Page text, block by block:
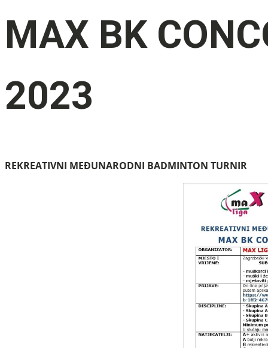
MAX BK
2023
REKREATIVNI MEĐUNARODNI BADMINTON TURNIR